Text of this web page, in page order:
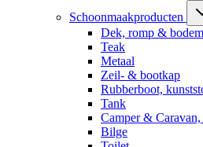
Schoonmaakproducten
Dek, romp & bodem
Teak
Metaal
Zeil- & bootkap
Rubberboot,
Tank
Camper &
Bilge